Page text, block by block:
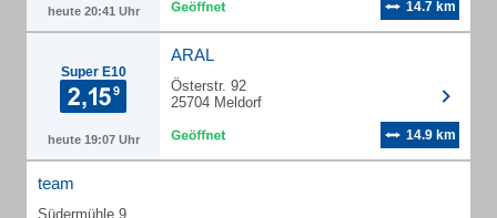
heute 20:41 Uhr 14.7 km
Super E10
heute 19:07 Uhr
ARAL
Österstr. 92
25704 Meldorf
14.9 km
team
Südermühle 9